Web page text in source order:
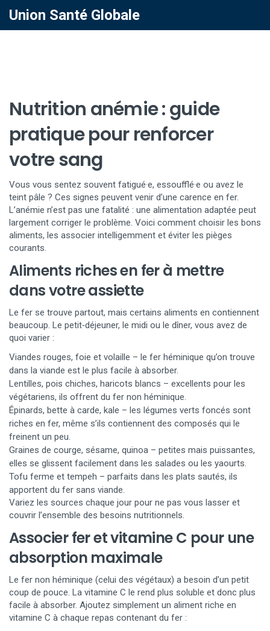
Union Santé Globale
Nutrition anémie : guide
pratique pour renforcer
votre sang
Vous vous sentez souvent fatigué·e, essoufflé·e ou avez le
teint pâle ? Ces signes peuvent venir d’une carence en fer.
L’anémie n’est pas une fatalité : une alimentation adaptée peut
largement corriger le problème. Voici comment choisir les bons
aliments, les associer intelligemment et éviter les pièges
courants.
Aliments riches en fer à mettre
dans votre assiette
Le fer se trouve partout, mais certains aliments en contiennent
beaucoup. Le petit‑déjeuner, le midi ou le dîner, vous avez de
quoi varier :
Viandes rouges, foie et volaille – le fer héminique qu’on trouve
dans la viande est le plus facile à absorber.
Lentilles, pois chiches, haricots blancs – excellents pour les
végétariens, ils offrent du fer non héminique.
Épinards, bette à carde, kale – les légumes verts foncés sont
riches en fer, même s’ils contiennent des composés qui le
freinent un peu.
Graines de courge, sésame, quinoa – petites mais puissantes,
elles se glissent facilement dans les salades ou les yaourts.
Tofu ferme et tempeh – parfaits dans les plats sautés, ils
apportent du fer sans viande.
Variez les sources chaque jour pour ne pas vous lasser et
couvrir l’ensemble des besoins nutritionnels.
Associer fer et vitamine C pour une
absorption maximale
Le fer non héminique (celui des végétaux) a besoin d’un petit
coup de pouce. La vitamine C le rend plus soluble et donc plus
facile à absorber. Ajoutez simplement un aliment riche en
vitamine C à chaque repas contenant du fer :